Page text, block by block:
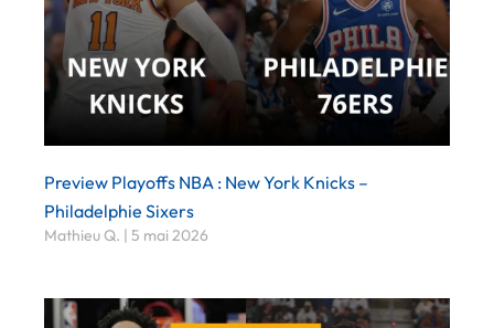
Preview Playoffs NBA : New York Knicks –
Philadelphie Sixers
Mathieu Q. 5 mai 2026